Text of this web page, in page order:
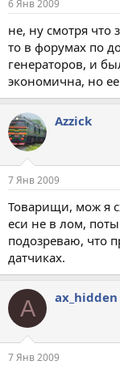
6 Янв 2009
не, ну смотря что
то в форумах по
генераторов, и
экономична, но
Azzick
7 Янв 2009
Товарищи, мож я
еси не в лом,
подозреваю, что
датчиках.
A ax_hidden
7 Янв 2009